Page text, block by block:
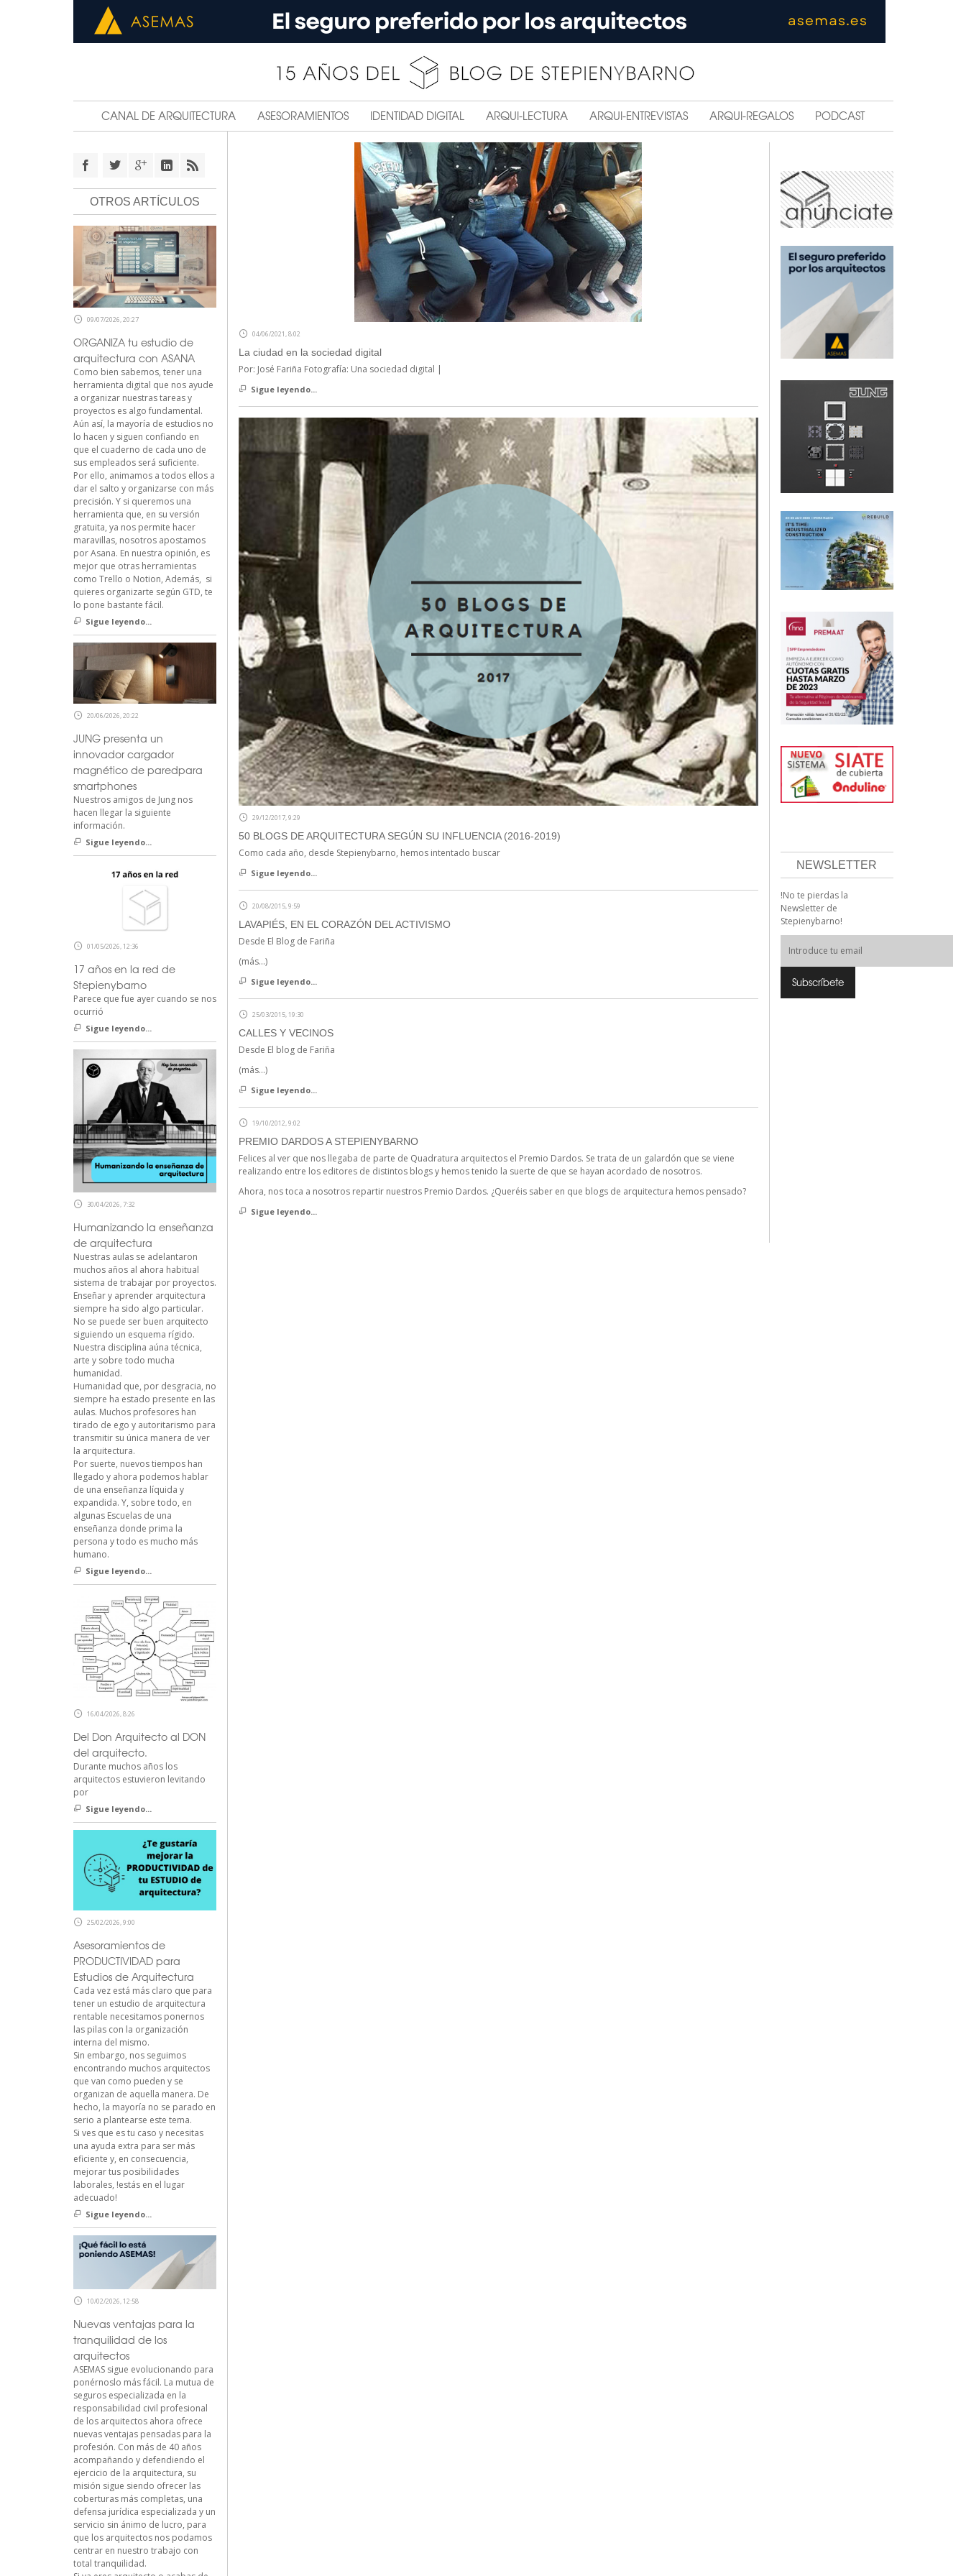
CANAL DE ARQUITECTURA ASESORAMIENTOS IDENTIDAD DIGITAL ARQUI-LECTURA ARQUI-ENTREVISTAS ARQUI-REGALOS PODCAST
04/06/2021, 8:02
La ciudad en la sociedad digital
Por: José Fariña Fotografía: Una sociedad digital |
Sigue leyendo...
29/12/2017, 9:29
50 BLOGS DE ARQUITECTURA SEGÚN SU INFLUENCIA (2016-2019)
Como cada año, desde Stepienybarno, hemos intentado buscar
Sigue leyendo...
20/08/2015, 9:59
LAVAPIÉS, EN EL CORAZÓN DEL ACTIVISMO
Desde El Blog de Fariña
(más…)
Sigue leyendo...
25/03/2015, 19:30
CALLES Y VECINOS
Desde El blog de Fariña
(más…)
Sigue leyendo...
19/10/2012, 9:02
PREMIO DARDOS A STEPIENYBARNO
Felices al ver que nos llegaba de parte de Quadratura arquitectos el Premio Dardos. Se trata de un galardón que se viene
realizando entre los editores de distintos blogs y hemos tenido la suerte de que se hayan acordado de nosotros.
Ahora, nos toca a nosotros repartir nuestros Premio Dardos. ¿Queréis saber en que blogs de arquitectura hemos pensado?
Sigue leyendo...
NEWSLETTER
!No te pierdas la
Newsletter de
Stepienybarno!
OTROS ARTÍCULOS
09/07/2026, 20:27
ORGANIZA tu estudio de
arquitectura con ASANA
Como bien sabemos, tener una
herramienta digital que nos ayude
a organizar nuestras tareas y
proyectos es algo fundamental.
Aún así, la mayoría de estudios no
lo hacen y siguen confiando en
que el cuaderno de cada uno de
sus empleados será suficiente.
Por ello, animamos a todos ellos a
dar el salto y organizarse con más
precisión. Y si queremos una
herramienta que, en su versión
gratuita, ya nos permite hacer
maravillas, nosotros apostamos
por Asana. En nuestra opinión, es
mejor que otras herramientas
como Trello o Notion, Además, si
quieres organizarte según GTD, te
lo pone bastante fácil.
Sigue leyendo...
20/06/2026, 20:22
JUNG presenta un
innovador cargador
magnético de paredpara
smartphones
Nuestros amigos de Jung nos
hacen llegar la siguiente
información.
Sigue leyendo...
01/05/2026, 12:36
17 años en la red de
Stepienybarno
Parece que fue ayer cuando se nos
ocurrió
Sigue leyendo...
30/04/2026, 7:32
Humanizando la enseñanza
de arquitectura
Nuestras aulas se adelantaron
muchos años al ahora habitual
sistema de trabajar por proyectos.
Enseñar y aprender arquitectura
siempre ha sido algo particular.
No se puede ser buen arquitecto
siguiendo un esquema rígido.
Nuestra disciplina aúna técnica,
arte y sobre todo mucha
humanidad.
Humanidad que, por desgracia, no
siempre ha estado presente en las
aulas. Muchos profesores han
tirado de ego y autoritarismo para
transmitir su única manera de ver
la arquitectura.
Por suerte, nuevos tiempos han
llegado y ahora podemos hablar
de una enseñanza líquida y
expandida. Y, sobre todo, en
algunas Escuelas de una
enseñanza donde prima la
persona y todo es mucho más
humano.
Sigue leyendo...
16/04/2026, 8:26
Del Don Arquitecto al DON
del arquitecto.
Durante muchos años los
arquitectos estuvieron levitando
por
Sigue leyendo...
25/02/2026, 9:00
Asesoramientos de
PRODUCTIVIDAD para
Estudios de Arquitectura
Cada vez está más claro que para
tener un estudio de arquitectura
rentable necesitamos ponernos
las pilas con la organización
interna del mismo.
Sin embargo, nos seguimos
encontrando muchos arquitectos
que van como pueden y se
organizan de aquella manera. De
hecho, la mayoría no se parado en
serio a plantearse este tema.
Si ves que es tu caso y necesitas
una ayuda extra para ser más
eficiente y, en consecuencia,
mejorar tus posibilidades
laborales, !estás en el lugar
adecuado!
Sigue leyendo...
10/02/2026, 12:58
Nuevas ventajas para la
tranquilidad de los
arquitectos
ASEMAS sigue evolucionando para
ponérnoslo más fácil. La mutua de
seguros especializada en la
responsabilidad civil profesional
de los arquitectos ahora ofrece
nuevas ventajas pensadas para la
profesión. Con más de 40 años
acompañando y defendiendo el
ejercicio de la arquitectura, su
misión sigue siendo ofrecer las
coberturas más completas, una
defensa jurídica especializada y un
servicio sin ánimo de lucro, para
que los arquitectos nos podamos
centrar en nuestro trabajo con
total tranquilidad.